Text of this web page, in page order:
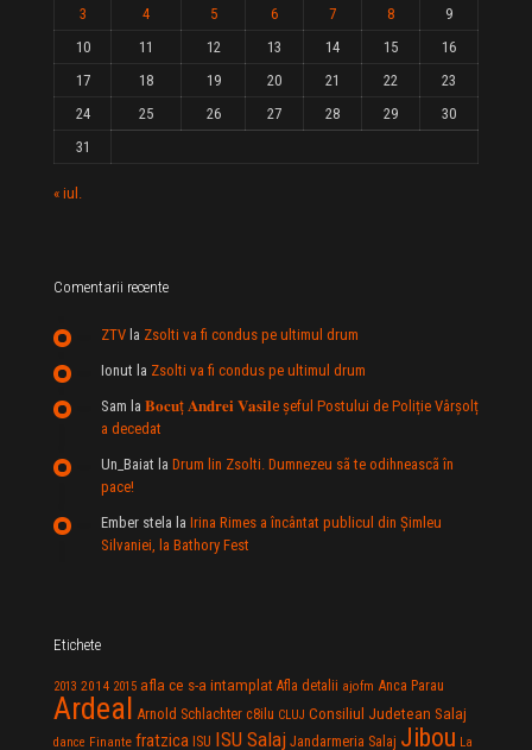
3
4 5 6 7 8
9
10
11 12 13 14 15
16
17
18 19 20 21 22
23
24
25 26 27 28 29
30
31
« iul.
Comentarii recente
ZTV la Zsolti va fi condus pe ultimul drum
Ionut la Zsolti va fi condus pe ultimul drum
Sam la 𝐁𝐨𝐜𝐮ț 𝐀𝐧𝐝𝐫𝐞𝐢 𝐕𝐚𝐬𝐢𝐥e şeful Postului de Poliție Vârșolț
a decedat
Un_Baiat la Drum lin Zsolti. Dumnezeu sã te odihneascã în
pace!
Ember stela la Irina Rimes a încântat publicul din Şimleu
Silvaniei, la Bathory Fest
Etichete
2013 2014 2015 afla ce s-a intamplat Afla detalii ajofm Anca Parau
Ardeal Arnold Schlachter c8ilu CLUJ Consiliul Judetean Salaj
dance Finante fratzica ISU ISU Salaj Jandarmeria Salaj Jibou La